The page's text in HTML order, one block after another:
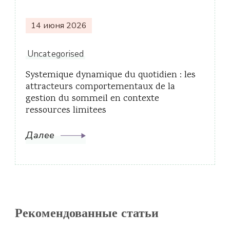
14 июня 2026
Uncategorised
Systemique dynamique du quotidien : les
attracteurs comportementaux de la
gestion du sommeil en contexte
ressources limitees
Далее
Рекомендованные статьи